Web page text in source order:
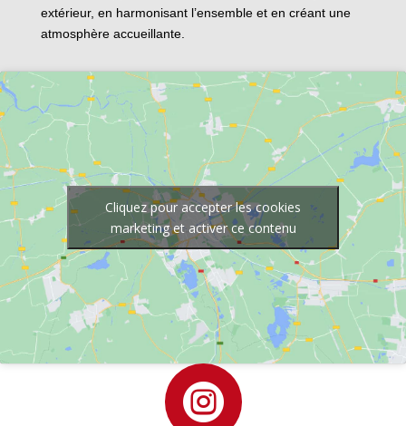
extérieur, en harmonisant l’ensemble et en créant une
atmosphère accueillante.
Cliquez pour accepter les cookies
marketing et activer ce contenu
